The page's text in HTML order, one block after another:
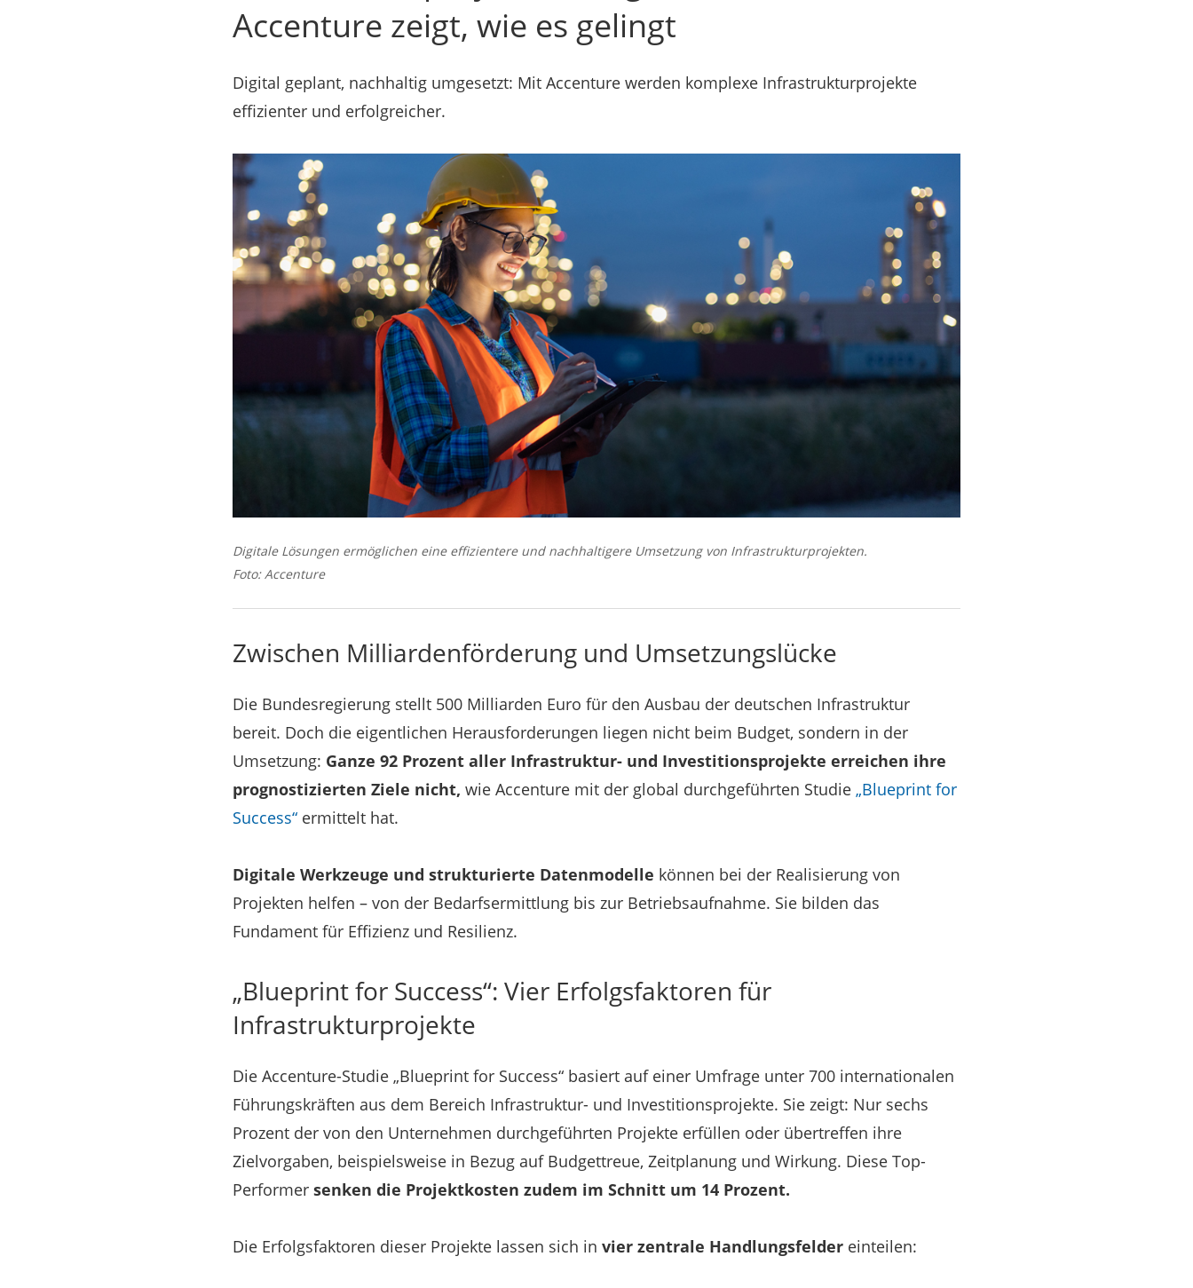
Accenture zeigt, wie es gelingt
Digital geplant, nachhaltig umgesetzt: Mit Accenture werden komplexe Infrastrukturprojekte
effizienter und erfolgreicher.
Digitale Lösungen ermöglichen eine effizientere und nachhaltigere Umsetzung von Infrastrukturprojekten.
Foto: Accenture
Zwischen Milliardenförderung und Umsetzungslücke
Die Bundesregierung stellt 500 Milliarden Euro für den Ausbau der deutschen Infrastruktur
bereit. Doch die eigentlichen Herausforderungen liegen nicht beim Budget, sondern in der
Umsetzung: Ganze 92 Prozent aller Infrastruktur- und Investitionsprojekte erreichen ihre
prognostizierten Ziele nicht, wie Accenture mit der global durchgeführten Studie „Blueprint for
Success“ ermittelt hat.
Digitale Werkzeuge und strukturierte Datenmodelle können bei der Realisierung von
Projekten helfen – von der Bedarfsermittlung bis zur Betriebsaufnahme. Sie bilden das
Fundament für Effizienz und Resilienz.
„Blueprint for Success“: Vier Erfolgsfaktoren für
Infrastrukturprojekte
Die Accenture-Studie „Blueprint for Success“ basiert auf einer Umfrage unter 700 internationalen
Führungskräften aus dem Bereich Infrastruktur- und Investitionsprojekte. Sie zeigt: Nur sechs
Prozent der von den Unternehmen durchgeführten Projekte erfüllen oder übertreffen ihre
Zielvorgaben, beispielsweise in Bezug auf Budgettreue, Zeitplanung und Wirkung. Diese Top-
Performer senken die Projektkosten zudem im Schnitt um 14 Prozent.
Die Erfolgsfaktoren dieser Projekte lassen sich in vier zentrale Handlungsfelder einteilen: